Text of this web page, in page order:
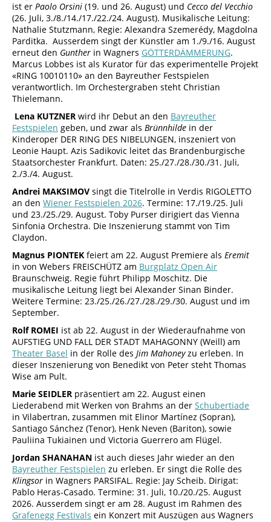
ist er Paolo Orsini (19. und 26. August) und Cecco del Vecchio
(26. Juli, 3./8./14./17./22./24. August). Musikalische Leitung:
Nathalie Stutzmann, Regie: Alexandra Szemerédy, Magdolna
Parditka. Ausserdem singt der Künstler am 1./9./16. August
erneut den Gunther in Wagners GÖTTERDÄMMERUNG.
Marcus Lobbes ist als Kurator für das experimentelle Projekt
«RING 10010110» an den Bayreuther Festspielen
verantwortlich. Im Orchestergraben steht Christian
Thielemann.
Lena KUTZNER wird ihr Debut an den Bayreuther
Festspielen geben, und zwar als Brünnhilde in der
Kinderoper DER RING DES NIBELUNGEN, inszeniert von
Leonie Haupt. Azis Sadikovic leitet das Brandenburgische
Staatsorchester Frankfurt. Daten: 25./27./28./30./31. Juli,
2./3./4. August.
Andrei MAKSIMOV singt die Titelrolle in Verdis RIGOLETTO
an den Wiener Festspielen 2026. Termine: 17./19./25. Juli
und 23./25./29. August. Toby Purser dirigiert das Vienna
Sinfonia Orchestra. Die Inszenierung stammt von Tim
Claydon.
Magnus PIONTEK feiert am 22. August Premiere als Eremit
in von Webers FREISCHÜTZ am Burgplatz Open Air
Braunschweig. Regie führt Philipp Moschitz. Die
musikalische Leitung liegt bei Alexander Sinan Binder.
Weitere Termine: 23./25./26./27./28./29./30. August und im
September.
Rolf ROMEI ist ab 22. August in der Wiederaufnahme von
AUFSTIEG UND FALL DER STADT MAHAGONNY (Weill) am
Theater Basel in der Rolle des Jim Mahoneyzu erleben. In
dieser Inszenierung von Benedikt von Peter steht Thomas
Wise am Pult.
Marie SEIDLER präsentiert am 22. August einen
Liederabend mit Werken von Brahms an der Schubertiade
in Vilabertran, zusammen mit Elinor Martínez (Sopran),
Santiago Sánchez (Tenor), Henk Neven (Bariton), sowie
Pauliina Tukiainen und Victoria Guerrero am Flügel.
Jordan SHANAHAN ist auch dieses Jahr wieder an den
Bayreuther Festspielen zu erleben. Er singt die Rolle des
Klingsor in Wagners PARSIFAL. Regie: Jay Scheib. Dirigat:
Pablo Heras-Casado. Termine: 31. Juli, 10./20./25. August
2026. Ausserdem singt er am 28. August im Rahmen des
Grafenegg Festivals ein Konzert mit Auszügen aus Wagners